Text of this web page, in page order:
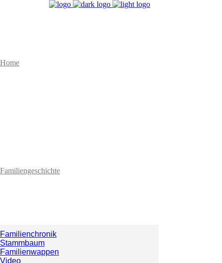
Home
Familiengeschichte
Familienchronik
Stammbaum
Familienwappen
Video